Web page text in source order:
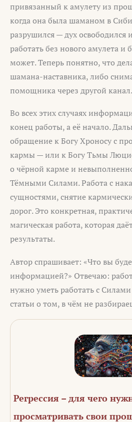
привязанный к амулету из
когда она была шаманом в
разрушился — дух освободился
работать без нового амулета и
может. Теперь понятно, что
шамана-наставника, либо
помощника через другой канал.
Во всех этих случаях
конец работы, а её начало.
обращение к Богу Хроносу с
кармы — или к Богу Тьмы
о чёрной карме и
Тёмными Силами. Работа с
сущностями, снятие
дорог. Это конкретная,
магическая работа, которая
результаты.
Автор спрашивает: «Что вы
информацией?» Отвечаю:
нужно уметь работать с
статьи о том, в чём не
Регрессия – для чего
просматривать свои